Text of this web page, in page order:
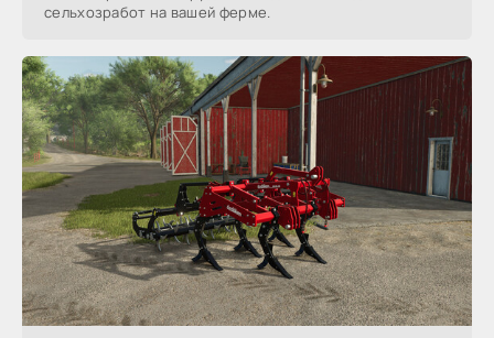
сельхозработ на вашей ферме.